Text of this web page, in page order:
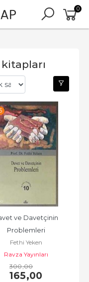
0
ve Davetçinin
Problemleri
Fethi Yeken
Ravza Yayınları
300,00
165,00